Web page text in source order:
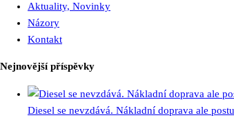
Aktuality, Novinky
Názory
Kontakt
Nejnovější příspěvky
Diesel se nevzdává. Nákladní doprava ale